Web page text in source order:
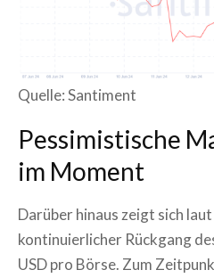
Quelle: Santiment
Pessimistische
im Moment
Darüber hinaus zeigt sich laut
kontinuierlicher Rückgang
USD pro Börse. Zum